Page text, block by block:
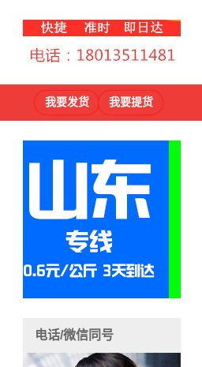
我要发货 我要提货
电话/微信同号